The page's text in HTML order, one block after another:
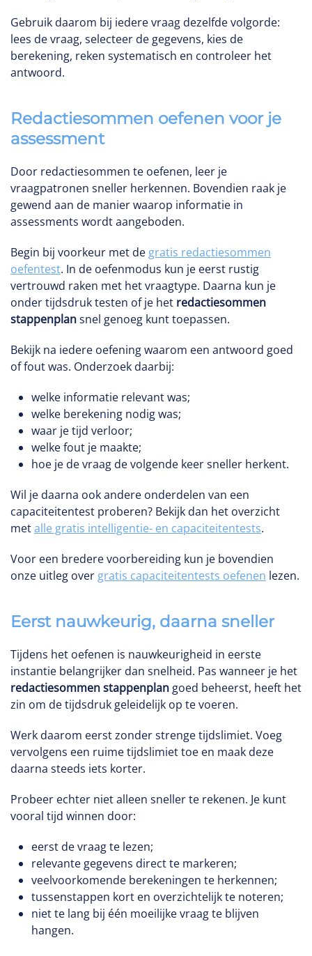
Gebruik daarom bij iedere vraag dezelfde volgorde:
lees de vraag, selecteer de gegevens, kies de
berekening, reken systematisch en controleer het
antwoord.
Redactiesommen oefenen voor je
assessment
Door redactiesommen te oefenen, leer je
vraagpatronen sneller herkennen. Bovendien raak je
gewend aan de manier waarop informatie in
assessments wordt aangeboden.
Begin bij voorkeur met de gratis redactiesommen
oefentest. In de oefenmodus kun je eerst rustig
vertrouwd raken met het vraagtype. Daarna kun je
onder tijdsdruk testen of je het redactiesommen
stappenplansnel genoeg kunt toepassen.
Bekijk na iedere oefening waarom een antwoord goed
of fout was. Onderzoek daarbij:
welke informatie relevant was;
welke berekening nodig was;
waar je tijd verloor;
welke fout je maakte;
hoe je de vraag de volgende keer sneller herkent.
Wil je daarna ook andere onderdelen van een
capaciteitentest proberen? Bekijk dan het overzicht
metalle gratis intelligentie- en capaciteitentests.
Voor een bredere voorbereiding kun je bovendien
onze uitleg over gratis capaciteitentests oefenen lezen.
Eerst nauwkeurig, daarna sneller
Tijdens het oefenen is nauwkeurigheid in eerste
instantie belangrijker dan snelheid. Pas wanneer je het
redactiesommen stappenplan goed beheerst, heeft het
zin om de tijdsdruk geleidelijk op te voeren.
Werk daarom eerst zonder strenge tijdslimiet. Voeg
vervolgens een ruime tijdslimiet toe en maak deze
daarna steeds iets korter.
Probeer echter niet alleen sneller te rekenen. Je kunt
vooral tijd winnen door:
eerst de vraag te lezen;
relevante gegevens direct te markeren;
veelvoorkomende berekeningen te herkennen;
tussenstappen kort en overzichtelijk te noteren;
niet te lang bij één moeilijke vraag te blijven
hangen.